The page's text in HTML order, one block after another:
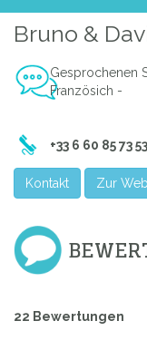
Bruno &
Gesprochenen
Französich -
+33 6 60 85 73 53
Kontakt Zur
22 Bewertungen